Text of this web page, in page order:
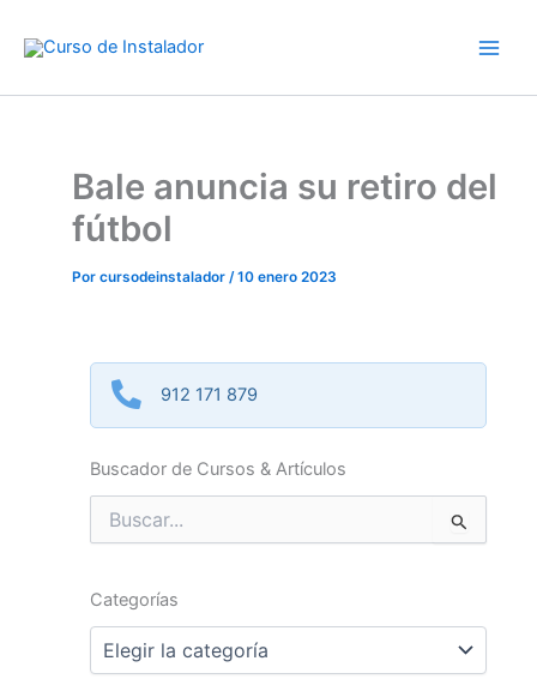
Bale anuncia su retiro del
fútbol
Por cursodeinstalador /10 enero 2023
912 171 879
Buscador de Cursos & Artículos
Buscar
por:
Categorías
Categorías